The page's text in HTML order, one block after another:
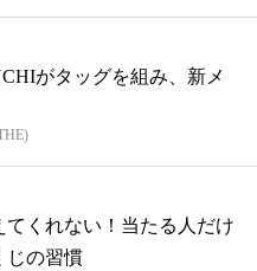
がタッグを組み、新メ
てくれない！当たる人だけ
じの習慣